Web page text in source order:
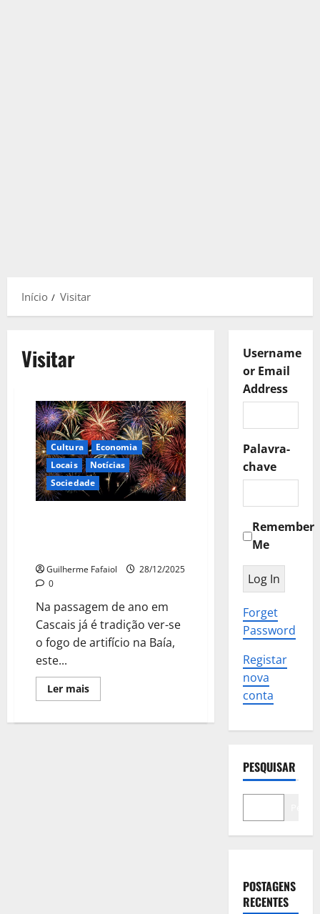
Início Visitar
Visitar
Cultura
Economia
Locais
Notícias
Sociedade
Guilherme Fafaiol
28/12/2025
0
Na passagem de ano em
Cascais já é tradição ver-se
o fogo de artifício na Baía,
este...
Ler maisLeia
mais
de
Username
or Email
Address
Palavra-
chave
Remember
Me
Forget
Password
Registar
nova
conta
PESQUISAR
POSTAGENS
RECENTES